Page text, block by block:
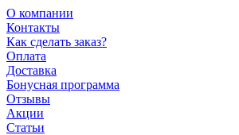
О компании
Контакты
Как сделать заказ?
Оплата
Доставка
Бонусная программа
Отзывы
Акции
Статьи